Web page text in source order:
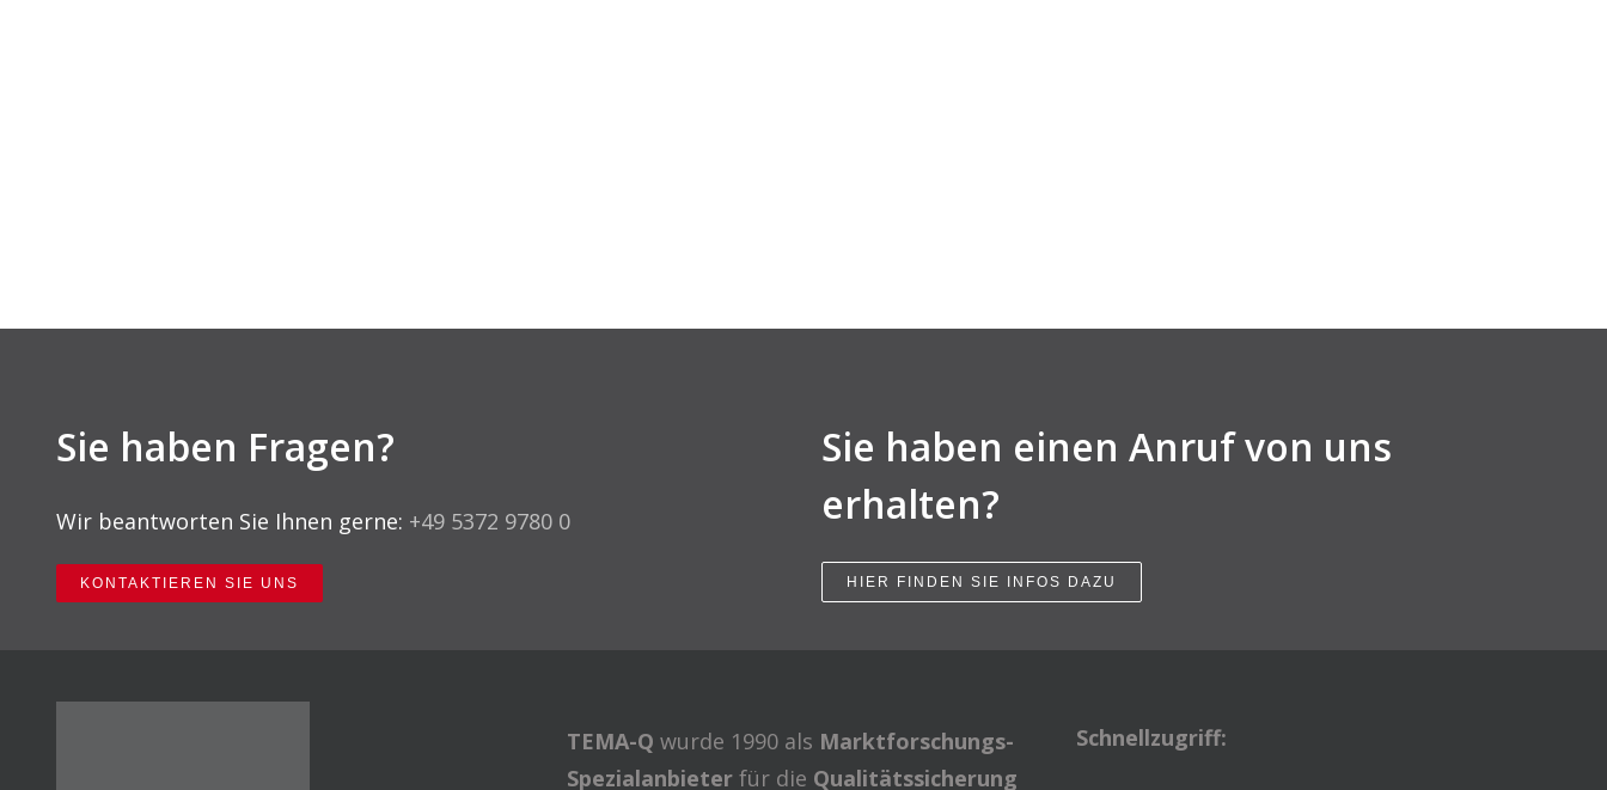
Sie haben Fragen?
Wir beantworten Sie Ihnen gerne: +49 5372 9780 0
KONTAKTIEREN SIE UNS
Sie haben einen Anruf von uns
erhalten?
HIER FINDEN SIE INFOS DAZU
TEMA-Q wurde 1990 als Marktforschungs-
Spezialanbieterfür die Qualitätssicherung
Schnellzugriff: